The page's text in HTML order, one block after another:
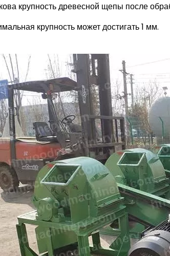
крупность древесной щепы после
крупность может достигать 1 мм.